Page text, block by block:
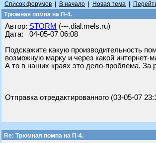
Список форумов В начало Новая тема
Трюмная помпа на П-4.
Автор: STORM (---.dial.mels.ru)
Дата: 04-05-07 06:08
Подскажите какую производительность
возможную марку и через какой интернет-
А то в наших краях это дело-проблема. За
Отправка отредактированного (03-05-07
Re: Трюмная помпа на П-4.